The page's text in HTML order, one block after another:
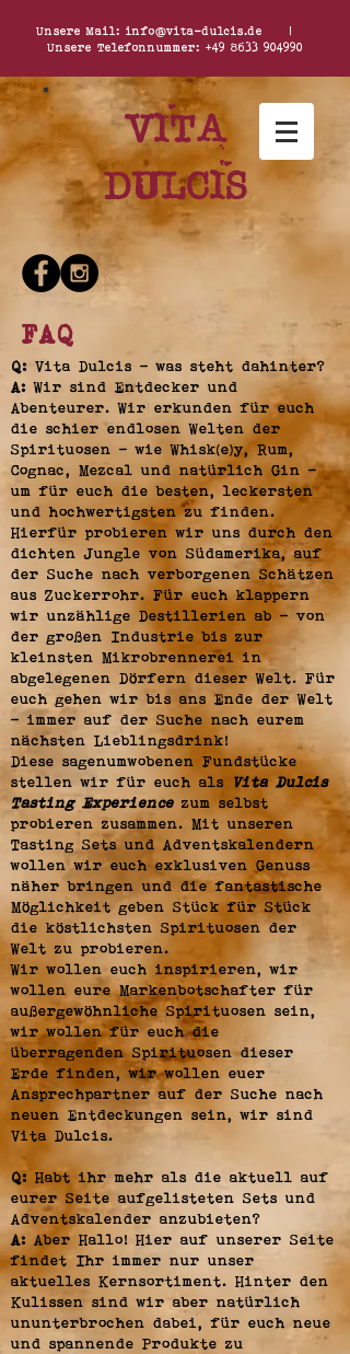
Unsere Mail: info@vita-dulcis.de |
Unsere Telefonnummer: +49 8633 904990
Vita
dulcis
FAQ
Q: Vita Dulcis - was steht dahinter?
A: Wir sind Entdecker und
Abenteurer. Wir erkunden für euch
die schier endlosen Welten der
Spirituosen - wie Whisk(e)y, Rum,
Cognac, Mezcal und natürlich Gin -
um für euch die besten, leckersten
und hochwertigsten zu finden.
Hierfür probieren wir uns durch den
dichten Jungle von Südamerika, auf
der Suche nach verborgenen Schätzen
aus Zuckerrohr. Für euch klappern
wir unzählige Destillerien ab - von
der großen Industrie bis zur
kleinsten Mikrobrennerei in
abgelegenen Dörfern dieser Welt. Für
euch gehen wir bis ans Ende der Welt
- immer auf der Suche nach eurem
nächsten Lieblingsdrink!
Diese sagenumwobenen Fundstücke
stellen wir für euch als
Vita Dulcis
Tasting Experience zum selbst
probieren zusammen. Mit unseren
Tasting Sets und Adventskalendern
wollen wir euch exklusiven Genuss
näher bringen und die fantastische
Möglichkeit geben Stück für Stück
die köstlichsten Spirituosen der
Welt zu probieren.
Wir wollen euch inspirieren, wir
wollen eure Markenbotschafter für
außergewöhnliche Spirituosen sein,
wir wollen für euch die
überragenden Spirituosen dieser
Erde finden, wir wollen euer
Ansprechpartner auf der Suche nach
neuen Entdeckungen sein, wir sind
Vita Dulcis.
Q: Habt ihr mehr als die aktuell auf
eurer Seite aufgelisteten Sets und
Adventskalender anzubieten?
A: Aber Hallo! Hier auf unserer Seite
findet Ihr immer nur unser
aktuelles Kernsortiment. Hinter den
Kulissen sind wir aber natürlich
ununterbrochen dabei, für euch neue
und spannende Produkte zu